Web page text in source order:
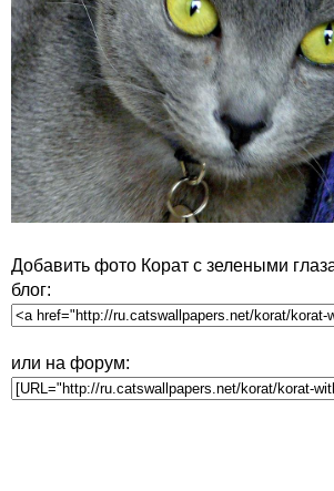
Добавить фото Корат с зелеными
блог:
или на форум: